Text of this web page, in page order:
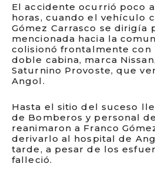
El accidente ocurrió poco
horas, cuando el vehículo
Gómez Carrasco se dirigía
mencionada hacia la
colisionó frontalmente con
doble cabina, marca
Saturnino Provoste, que
Angol.
Hasta el sitio del suceso
de Bomberos y personal
reanimaron a Franco
derivarlo al hospital de
tarde, a pesar de los
falleció.